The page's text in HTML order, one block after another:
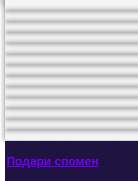
Подари спомен